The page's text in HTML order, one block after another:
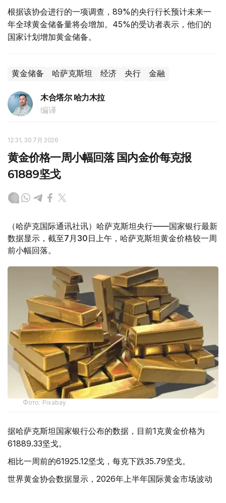
根据该协会进行的一项调查，89%的央行行长预计未来一
年全球黄金储备量将会增加。45%的受访者表示，他们的
国家计划增加黄金储备。
黄金储备 哈萨克斯坦 经济 央行 金融
木合塔尔 哈力木拉
编译
12:31, 30 7月 2026
黄金价格一周小幅回落 国内金价每克报
61889坚戈
（哈萨克国际通讯社讯）哈萨克斯坦央行——国家银行最新
数据显示，截至7月30日上午，哈萨克斯坦黄金价格较一周
前小幅回落。
Фото: Pixabay
据哈萨克斯坦国家银行公布的数据，目前1克黄金价格为
61889.33坚戈。
相比一周前的61925.12坚戈，每克下跌35.79坚戈。
世界黄金协会数据显示，2026年上半年国际黄金市场波动